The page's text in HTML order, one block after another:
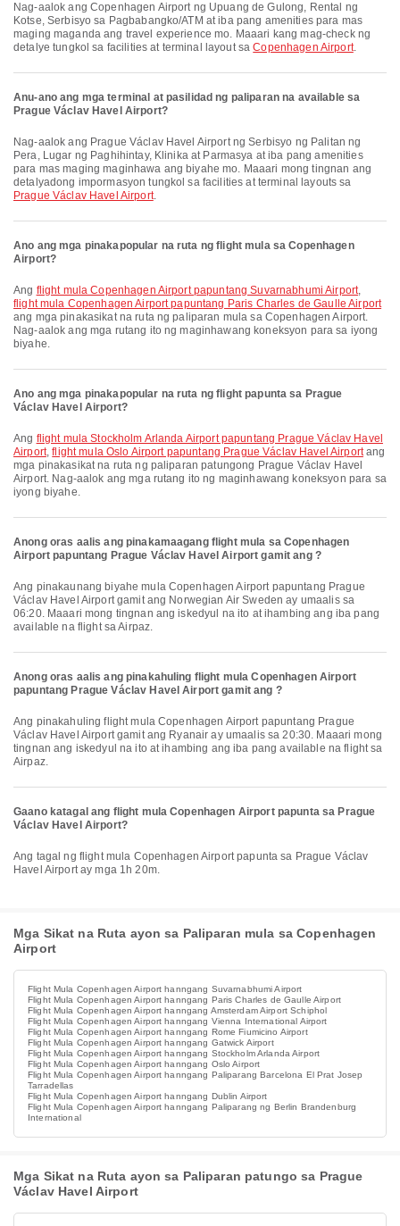
Nag-aalok ang Copenhagen Airport ng Upuang de Gulong, Rental ng
Kotse, Serbisyo sa Pagbabangko/ATM at iba pang amenities para mas
maging maganda ang travel experience mo. Maaari kang mag-check ng
detalye tungkol sa facilities at terminal layout saCopenhagen Airport.
Anu-ano ang mga terminal at pasilidad ng paliparan na available sa
Prague Václav Havel Airport?
Nag-aalok ang Prague Václav Havel Airport ng Serbisyo ng Palitan ng
Pera, Lugar ng Paghihintay, Klinika at Parmasya at iba pang amenities
para mas maging maginhawa ang biyahe mo. Maaari mong tingnan ang
detalyadong impormasyon tungkol sa facilities at terminal layouts sa
Prague Václav Havel Airport.
Ano ang mga pinakapopular na ruta ng flight mula sa Copenhagen
Airport?
Ang flight mula Copenhagen Airport papuntang Suvarnabhumi Airport,
flight mula Copenhagen Airport papuntang Paris Charles de Gaulle Airport
ang mga pinakasikat na ruta ng paliparan mula sa Copenhagen Airport.
Nag-aalok ang mga rutang ito ng maginhawang koneksyon para sa iyong
biyahe.
Ano ang mga pinakapopular na ruta ng flight papunta sa Prague
Václav Havel Airport?
Ang flight mula Stockholm Arlanda Airport papuntang Prague Václav Havel
Airport,flight mula Oslo Airport papuntang Prague Václav Havel Airportang
mga pinakasikat na ruta ng paliparan patungong Prague Václav Havel
Airport. Nag-aalok ang mga rutang ito ng maginhawang koneksyon para sa
iyong biyahe.
Anong oras aalis ang pinakamaagang flight mula sa Copenhagen
Airport papuntang Prague Václav Havel Airport gamit ang ?
Ang pinakaunang biyahe mula Copenhagen Airport papuntang Prague
Václav Havel Airport gamit ang Norwegian Air Sweden ay umaalis sa
06:20. Maaari mong tingnan ang iskedyul na ito at ihambing ang iba pang
available na flight sa Airpaz.
Anong oras aalis ang pinakahuling flight mula Copenhagen Airport
papuntang Prague Václav Havel Airport gamit ang ?
Ang pinakahuling flight mula Copenhagen Airport papuntang Prague
Václav Havel Airport gamit ang Ryanair ay umaalis sa 20:30. Maaari mong
tingnan ang iskedyul na ito at ihambing ang iba pang available na flight sa
Airpaz.
Gaano katagal ang flight mula Copenhagen Airport papunta sa Prague
Václav Havel Airport?
Ang tagal ng flight mula Copenhagen Airport papunta sa Prague Václav
Havel Airport ay mga 1h 20m.
Mga Sikat na Ruta ayon sa Paliparan mula sa Copenhagen
Airport
Flight Mula Copenhagen Airport hanngang Suvarnabhumi Airport
Flight Mula Copenhagen Airport hanngang Paris Charles de Gaulle Airport
Flight Mula Copenhagen Airport hanngang Amsterdam Airport Schiphol
Flight Mula Copenhagen Airport hanngang Vienna International Airport
Flight Mula Copenhagen Airport hanngang Rome Fiumicino Airport
Flight Mula Copenhagen Airport hanngang Gatwick Airport
Flight Mula Copenhagen Airport hanngang Stockholm Arlanda Airport
Flight Mula Copenhagen Airport hanngang Oslo Airport
Flight Mula Copenhagen Airport hanngang Paliparang Barcelona El Prat Josep
Tarradellas
Flight Mula Copenhagen Airport hanngang Dublin Airport
Flight Mula Copenhagen Airport hanngang Paliparang ng Berlin Brandenburg
International
Mga Sikat na Ruta ayon sa Paliparan patungo sa Prague
Václav Havel Airport